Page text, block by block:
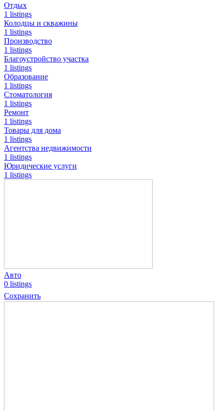
Отдых
1 listings
Колодцы и скважины
1 listings
Производство
1 listings
Благоустройство участка
1 listings
Образование
1 listings
Стоматология
1 listings
Ремонт
1 listings
Товары для дома
1 listings
Агентства недвижимости
1 listings
Юридические услуги
1 listings
Авто
0 listings
Сохранить